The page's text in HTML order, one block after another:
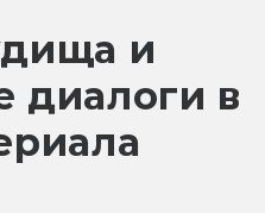
и
диалоги в